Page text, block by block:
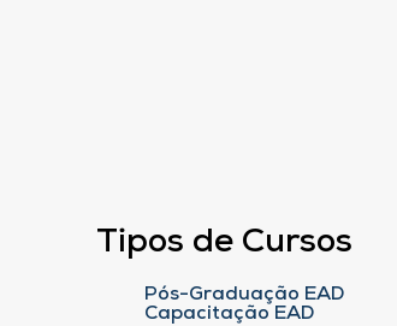
Tipos de Cursos
Pós-Graduação EAD
Capacitação EAD